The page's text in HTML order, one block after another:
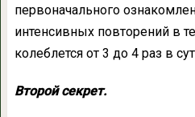
первоначального
интенсивных повторений в
колеблется от 3 до 4 раз в
Второй секрет.